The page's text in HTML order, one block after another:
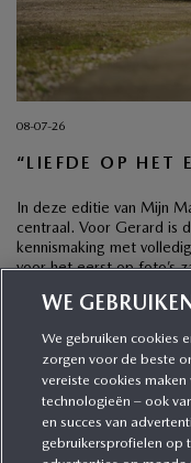
08-07-26
“LIEFDE OP HET
In deze editie van Mijn
centraal. Voor Gerard is
kennismaking met
voor het eerst op foto’s
CATEGORIEËN
MEER INFORMATIE
WE
We gebruiken cookies
zorgen voor de beste
vereiste cookies
technologieën – ook
en succes van
gebruikersprofielen op